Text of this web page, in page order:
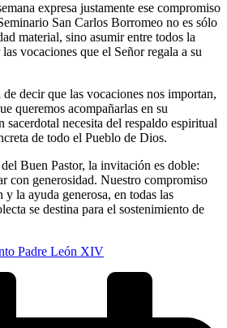
expresa justamente ese compromiso
San Carlos Borromeo no es sólo
material, sino asumir entre todos la
vocaciones que el Señor regala a su
decir que las vocaciones nos importan,
queremos acompañarlas en su
necesita del respaldo espiritual
de todo el Pueblo de Dios.
Buen Pastor, la invitación es doble:
con generosidad. Nuestro compromiso
la ayuda generosa, en todas las
se destina para el sostenimiento de
Padre León XIV